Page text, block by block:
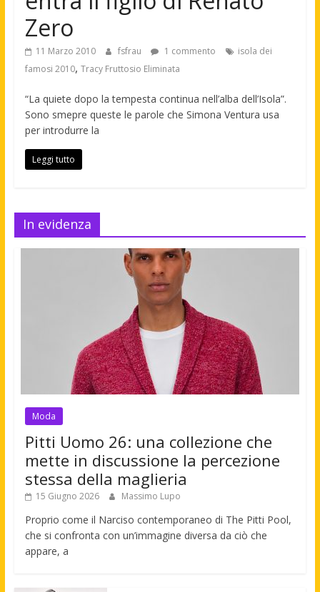
Zero
11 Marzo 2010 fsfrau 1 commento
isola dei
famosi 2010, Tracy Fruttosio Eliminata
“La quiete dopo la tempesta continua nell’alba dell’Isola”.
Sono smepre queste le parole che Simona Ventura usa
per introdurre la
Leggi tutto
In evidenza
Moda
Pitti Uomo 26: una collezione che
mette in discussione la percezione
stessa della maglieria
15 Giugno 2026 Massimo Lupo
Proprio come il Narciso contemporaneo di The Pitti Pool,
che si confronta con un’immagine diversa da ciò che
appare, a